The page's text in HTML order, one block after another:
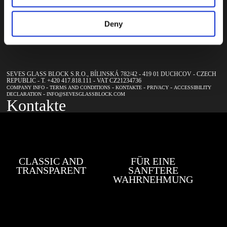
Deny
abonnieren
SEVES GLASS BLOCK S.R.O., BÍLINSKÁ 782/42 - 419 01 DUCHCOV - CZECH
REPUBLIC - T. +420 417.818.111 - VAT CZ21234736
COMPANY INFO -TERMS AND CONDITIONS -KONTAKTE -PRIVACY -ACCESSIBILITY
DECLARATION -INFO@SEVESGLASSBLOCK.COM
Kontakte
CLASSIC AND
TRANSPARENT
FÜR EINE
SANFTERE
WAHRNEHMUNG